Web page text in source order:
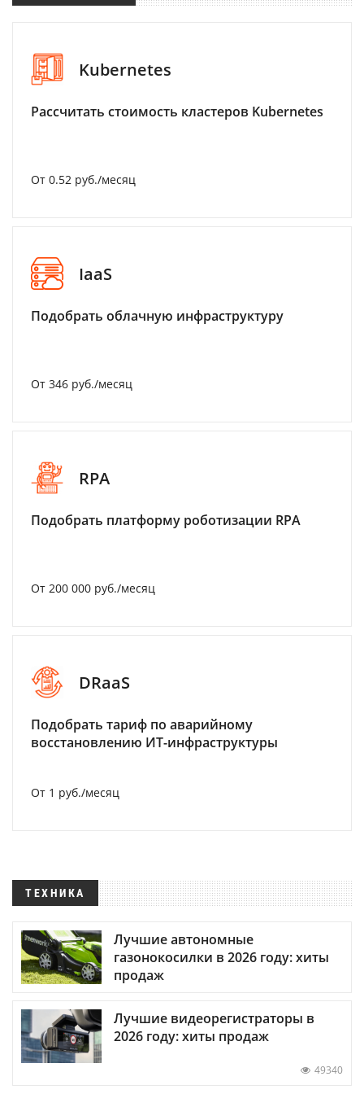
Kubernetes
Рассчитать стоимость кластеров Kubernetes
От 0.52 руб./месяц
IaaS
Подобрать облачную инфраструктуру
От 346 руб./месяц
RPA
Подобрать платформу роботизации RPA
От 200 000 руб./месяц
DRaaS
Подобрать тариф по аварийному
восстановлению ИТ-инфраструктуры
От 1 руб./месяц
ТЕХНИКА
Лучшие автономные
газонокосилки в 2026 году: хиты
продаж
Лучшие видеорегистраторы в
2026 году: хиты продаж
49340